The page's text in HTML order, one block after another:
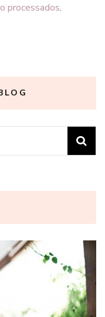
processados.